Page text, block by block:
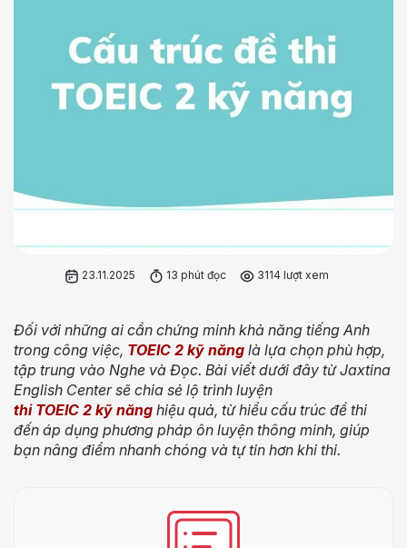
23.11.2025 13 phút đọc 3114 lượt xem
Đối với những ai cần chứng minh khả năng tiếng Anh
trong công việc, TOEIC 2 kỹ năng là lựa chọn phù hợp,
tập trung vào Nghe và Đọc. Bài viết dưới đây từ Jaxtina
English Center sẽ chia sẻ lộ trình luyện
thi TOEIC 2 kỹ năng hiệu quả, từ hiểu cấu trúc đề thi
đến áp dụng phương pháp ôn luyện thông minh, giúp
bạn nâng điểm nhanh chóng và tự tin hơn khi thi.